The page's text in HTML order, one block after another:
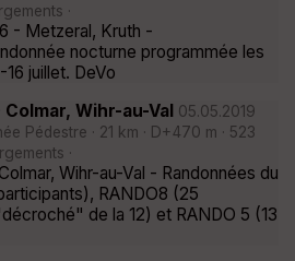
·
- Metzeral, Kruth -
nocturne programmée les
16 juillet. DeVo
Wihr-au-Val 05.05.2019
Pédestre · 21 km · D+470 m · 523
·
Wihr-au-Val - Randonnées du
RANDO8 (25
de la 12) et RANDO 5 (13